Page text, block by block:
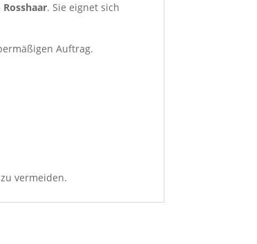
. Sie eignet sich
Auftrag.
vermeiden.